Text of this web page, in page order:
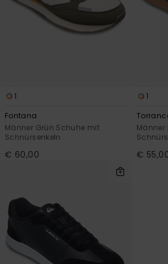
1
Fontana
Männer Grün Schuhe mit
Schnürsenkeln
€ 60,00
1
€